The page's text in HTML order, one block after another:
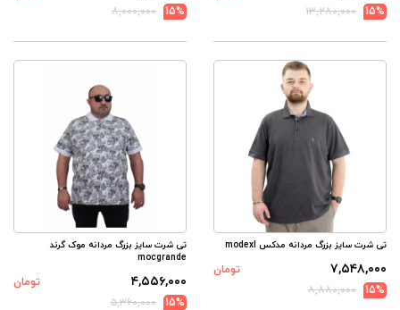
15%
۱۳,۲۸۰,۰۰۰
15%
۸,۰۰۰,۰۰۰
تی شرت سایز بزرگ مردانه مدکس modexl
۷,۵۴۸,۰۰۰
تومان
15%
۸,۸۸۰,۰۰۰
تی شرت سایز بزرگ مردانه موک گرند
mocgrande
۴,۵۵۶,۰۰۰
تومان
15%
۵,۳۶۰,۰۰۰